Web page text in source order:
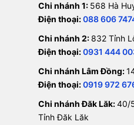
Chi nhánh 1: 568 Hà
Điện thoại:088 606
Chi nhánh 2: 832 Tỉnh
Điện thoại:0931 444
Chi nhánh Lâm Đồng:
Điện thoại:0919 972
Chi nhánh Đăk Lăk:40/
Tỉnh Đăk Lăk